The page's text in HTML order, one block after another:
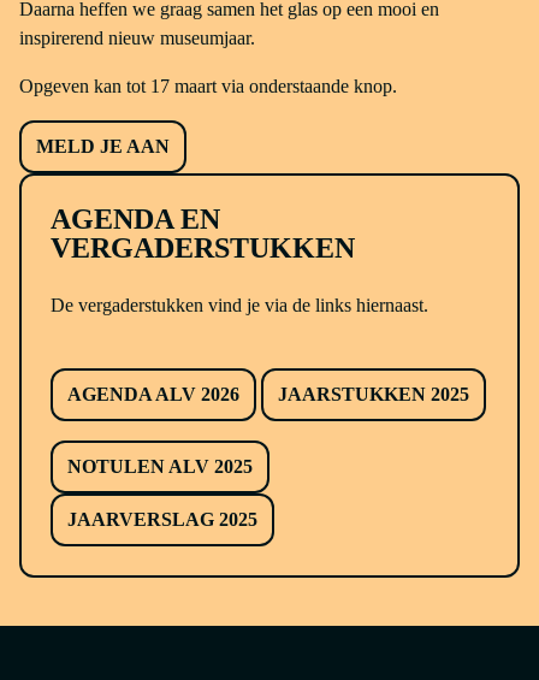
Daarna heffen we graag samen het glas op een mooi en
inspirerend nieuw museumjaar.
Opgeven kan tot 17 maart via onderstaande knop.
MELD JE AAN
AGENDA EN
VERGADERSTUKKEN
De vergaderstukken vind je via de links hiernaast.
AGENDA ALV 2026 JAARSTUKKEN 2025
NOTULEN ALV 2025
JAARVERSLAG 2025